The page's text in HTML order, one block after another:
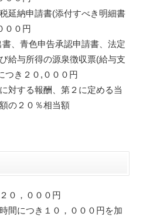
延納申請書(添付すべき明細書
００円
、青色申告承認申請書、法定
給与所得の源泉徴収票(給与支
つき２０,０００円
対する報酬、第２に定める当
の２０％相当額
０，０００円
間につき１０，０００円を加